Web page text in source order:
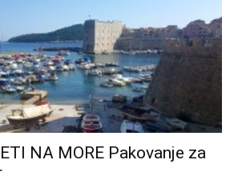
NA MORE Pakovanje za